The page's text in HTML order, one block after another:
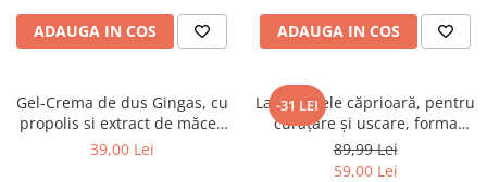
ADAUGA IN COS ADAUGA IN COS
Gel-Crema de dus Gingas, cu
propolis si extract de măceș
organic, 1000 ml
39,00 Lei
-31 LEI
Lavetă piele căprioară, pentru
curăţare şi uscare, forma
neregulată 38*30
89,99 Lei
59,00 Lei